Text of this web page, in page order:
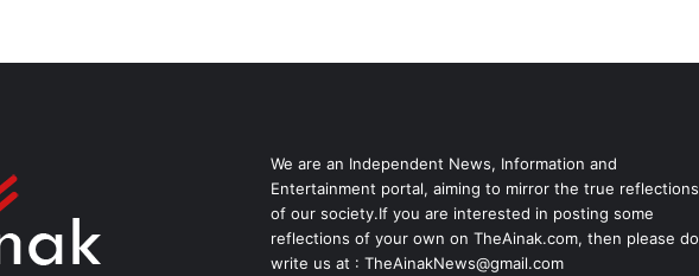
We are an Independent News, Information and
Entertainment portal, aiming to mirror the true reflections
of our society.If you are interested in posting some
reflections of your own on TheAinak.com, then please do
write us at : TheAinakNews@gmail.com